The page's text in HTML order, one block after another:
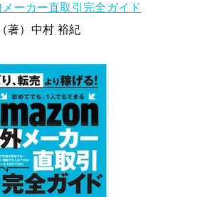
ーカー直取引完全ガイド
（著）中村 裕紀